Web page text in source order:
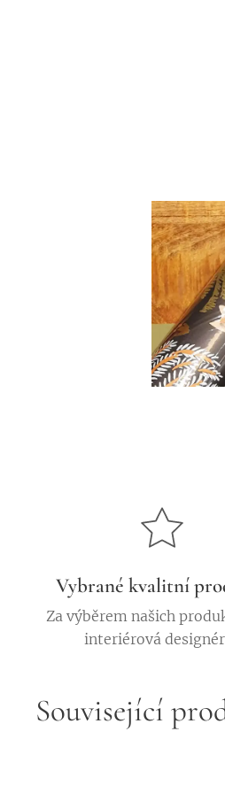
Vybrané kvalitní
Za výběrem našich
interiérová
Související